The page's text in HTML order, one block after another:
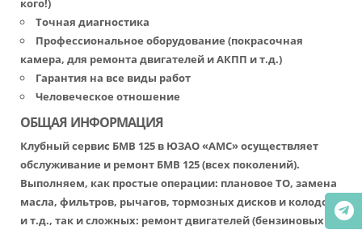
кого!)
Точная диагностика
Профессиональное оборудование (покрасочная
камера, для ремонта двигателей и АКПП и т.д.)
Гарантия на все виды работ
Человеческое отношение
ОБЩАЯ ИНФОРМАЦИЯ
Клубный сервис БМВ 125 в ЮЗАО «АМС» осуществляет
обслуживание и ремонт БМВ 125 (всех поколений).
Выполняем, как простые операции: плановое ТО, замена
масла, фильтров, рычагов, тормозных дисков и колодок
и т.д., так и сложных: ремонт двигателей (бензиновых и